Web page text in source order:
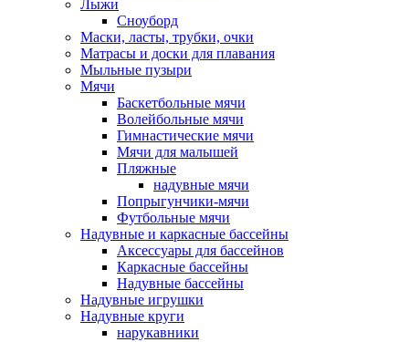
Лыжи
Сноуборд
Маски, ласты, трубки, очки
Матрасы и доски для плавания
Мыльные пузыри
Мячи
Баскетбольные мячи
Волейбольные мячи
Гимнастические мячи
Мячи для малышей
Пляжные
надувные мячи
Попрыгунчики-мячи
Футбольные мячи
Надувные и каркасные бассейны
Аксессуары для бассейнов
Каркасные бассейны
Надувные бассейны
Надувные игрушки
Надувные круги
нарукавники